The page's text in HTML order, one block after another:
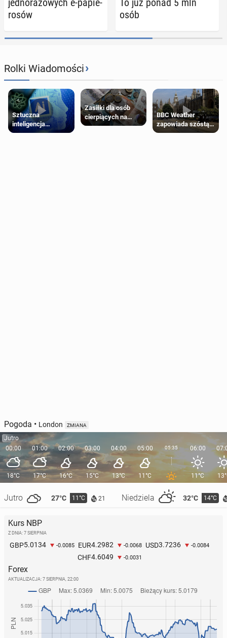
jed­no­ra­zo­wych e-pa­pie­
ro­sów
To już ponad 5 mln
osób
Rolki Wiadomości›
Sztuczna
inteligencja
próbowała oszukać
Zasiłki dla osób
cierpiących na
schorzenia
BBC Weather
zapowiada szóstą
falę upałów w
Pogoda • London ZMIANA
Jutro
00:00
18°C
Jutro 27°C 11°C 21 Niedziela 32°C 14°C
01:00
17°C
02:00
16°C
03:00
15°C
04:00
13°C
05:00
11°C
05:35 06:00
11°C
Kurs NBP
Z DNIA: 7 SIERPNIA
GBP5.0134 -0.0085 EUR4.2982 -0.0068 USD3.7236 -0.0084
CHF4.6049 -0.0031
Forex
AKTUALIZACJA: 7 SIERPNIA, 22:00